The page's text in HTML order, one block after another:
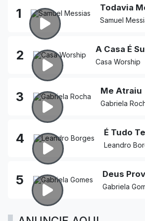
1 Todavia
Samuel
2 A Casa É
Casa Worship
3 Me Atraiu
Gabriela
4 É Tudo
Leandro
5 Deus
Gabriela